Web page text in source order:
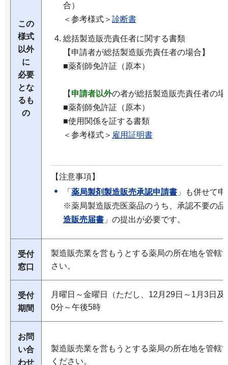
この
様式
以外
に
必要
とな
るも
の
合）
＜参考様式＞ 診断書
総括製造販売責任者に関する書類
【申請者が総括製造販売責任者の場合】
■薬剤師免許証（原本）
【 申請者以外の者が総括製造販売責任者の場
■薬剤師免許証（原本）
■使用関係を証する書類
＜参考様式＞ 雇用証明書
【注意事項】
「 薬局製剤製造販売承認申請書 」も併せて
※薬局製造販売医薬品のうち、承認不要の品
造販売届書 」の提出が必要です。
受付
窓口
製造販売業を営もうとする薬局の所在地を管轄
さい。
受付
期間
月曜日～金曜日（ただし、12月29日～1月3日
0分～午後5時
お問
い合
わせ
製造販売業を営もうとする薬局の所在地を管轄
ください。